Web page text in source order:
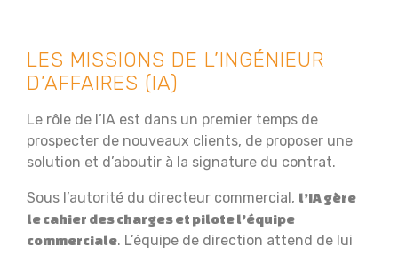
LES MISSIONS DE L’INGÉNIEUR
D’AFFAIRES (IA)
Le rôle de l’IA est dans un premier temps de
prospecter de nouveaux clients, de proposer une
solution et d’aboutir à la signature du contrat.
Sous l’autorité du directeur commercial, l’IA gère
le cahier des charges et pilote l’équipe
commerciale. L’équipe de direction attend de lui